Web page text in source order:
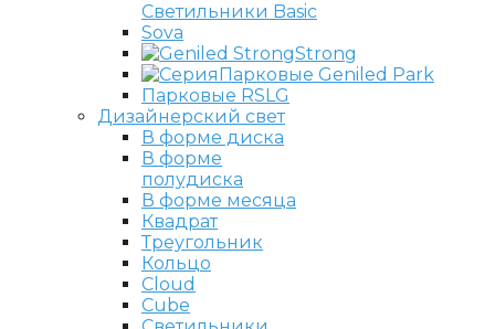
Светильники Basic
Sova
Strong
Парковые Geniled Park
Парковые RSLG
Дизайнерский свет
В форме диска
В форме
полудиска
В форме месяца
Квадрат
Треугольник
Кольцо
Cloud
Cube